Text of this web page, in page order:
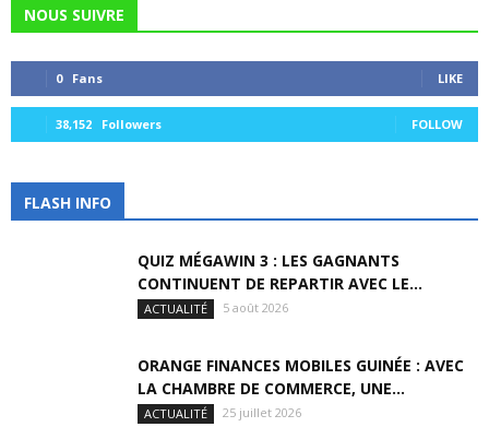
NOUS SUIVRE
0 Fans LIKE
38,152 Followers FOLLOW
FLASH INFO
QUIZ MÉGAWIN 3 : LES GAGNANTS
CONTINUENT DE REPARTIR AVEC LE...
ACTUALITÉ 5 août 2026
ORANGE FINANCES MOBILES GUINÉE : AVEC
LA CHAMBRE DE COMMERCE, UNE...
ACTUALITÉ 25 juillet 2026